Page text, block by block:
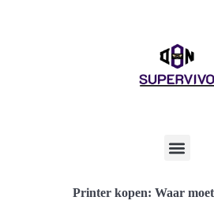
Printer kopen: Waar